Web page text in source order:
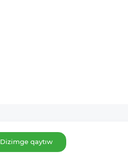
Dizimge qaytıw